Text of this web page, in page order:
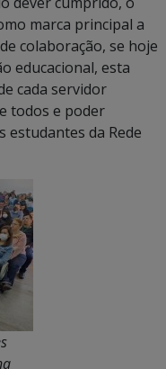
marca principal a
colaboração, se hoje
educacional, esta
cada servidor
todos e poder
da Rede